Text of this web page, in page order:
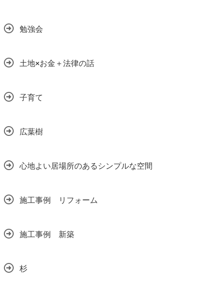
勉強会
土地×お金＋法律の話
子育て
広葉樹
心地よい居場所のあるシンプルな空間
施工事例 リフォーム
施工事例 新築
杉